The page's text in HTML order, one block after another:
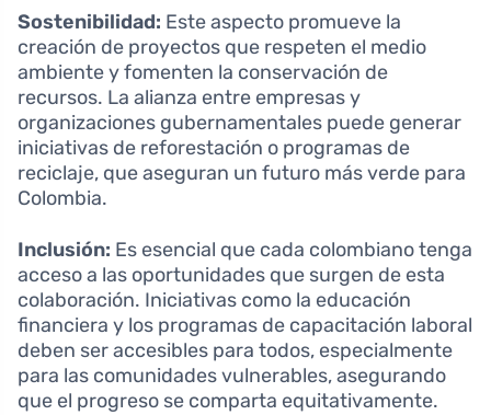
Sostenibilidad: Este aspecto promueve la
creación de proyectos que respeten el medio
ambiente y fomenten la conservación de
recursos. La alianza entre empresas y
organizaciones gubernamentales puede generar
iniciativas de reforestación o programas de
reciclaje, que aseguran un futuro más verde para
Colombia.
Inclusión: Es esencial que cada colombiano tenga
acceso a las oportunidades que surgen de esta
colaboración. Iniciativas como la educación
financiera y los programas de capacitación laboral
deben ser accesibles para todos, especialmente
para las comunidades vulnerables, asegurando
que el progreso se comparta equitativamente.